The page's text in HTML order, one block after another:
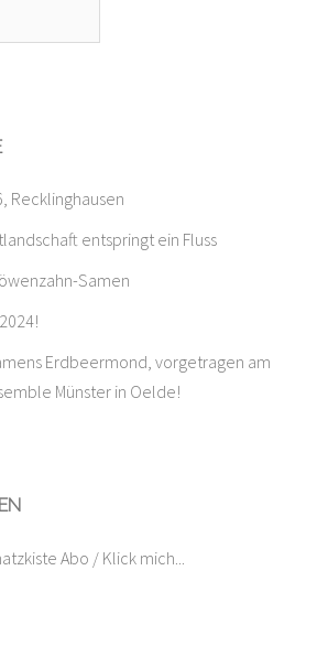
Recklinghausen
entspringt ein Fluss
Samen
Erdbeermond, vorgetragen am
Münster in Oelde!